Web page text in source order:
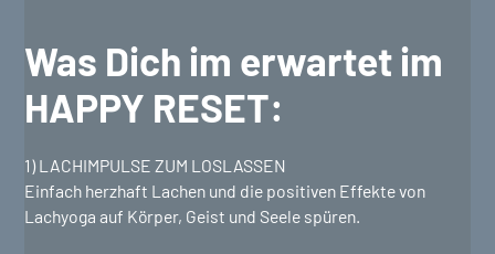
Was Dich im erwartet im
HAPPY RESET:
1) LACHIMPULSE ZUM LOSLASSEN
Einfach herzhaft Lachen und die positiven Effekte von
Lachyoga auf Körper, Geist und Seele spüren.